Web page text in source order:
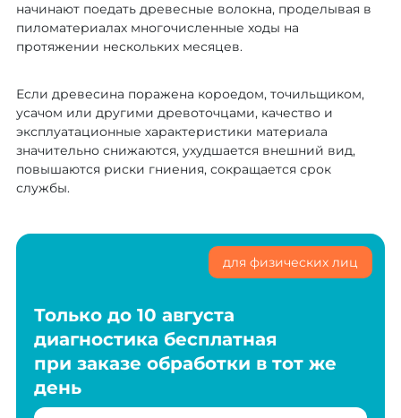
начинают поедать древесные волокна, проделывая в
пиломатериалах многочисленные ходы на
протяжении нескольких месяцев.
Если древесина поражена короедом, точильщиком,
усачом или другими древоточцами, качество и
эксплуатационные характеристики материала
значительно снижаются, ухудшается внешний вид,
повышаются риски гниения, сокращается срок
службы.
Только до 10 августа
диагностика бесплатная
при заказе обработки в тот же
день
для физических лиц